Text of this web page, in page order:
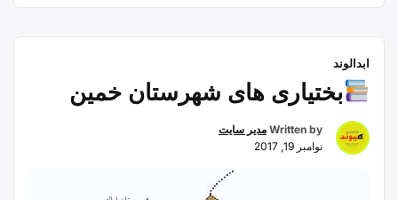
ابدالوند
بختیاری های شهرستان خمین
Written by مدیر سایت
نوامبر 19, 2017